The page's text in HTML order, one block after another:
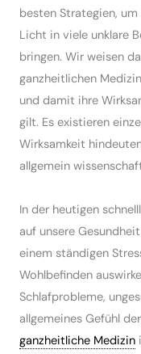
besten Strategien,
Licht in viele unklare
bringen. Wir weisen
ganzheitlichen
und damit ihre
gilt. Es existieren
Wirksamkeit
allgemein
In der heutigen
auf unsere
einem ständigen
Wohlbefinden
Schlafprobleme,
allgemeines Gefühl
ganzheitliche Medizin